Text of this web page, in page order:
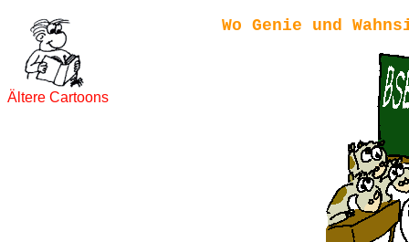
Ältere Cartoons
Wo Genie und